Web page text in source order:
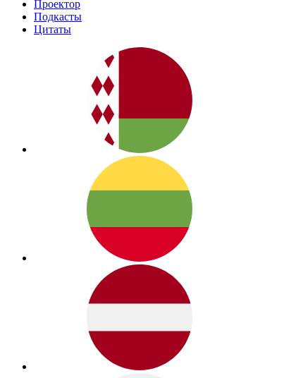
Проектор
Подкасты
Цитаты